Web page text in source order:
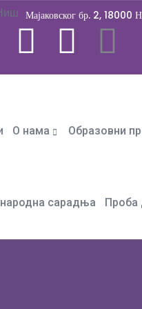
Мајаковског бр. 2, 18000
О нама Образовни
сарадња Проба